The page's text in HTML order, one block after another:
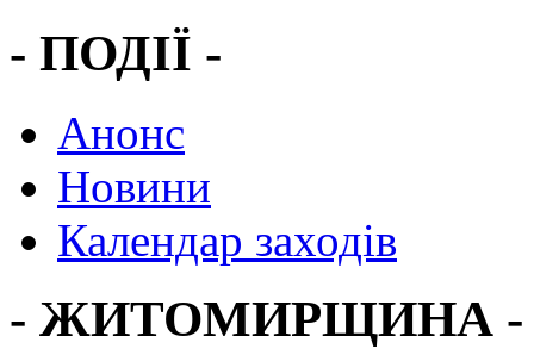
- ПОДІЇ -
Анонс
Новини
Календар заходів
- ЖИТОМИРЩИНА -